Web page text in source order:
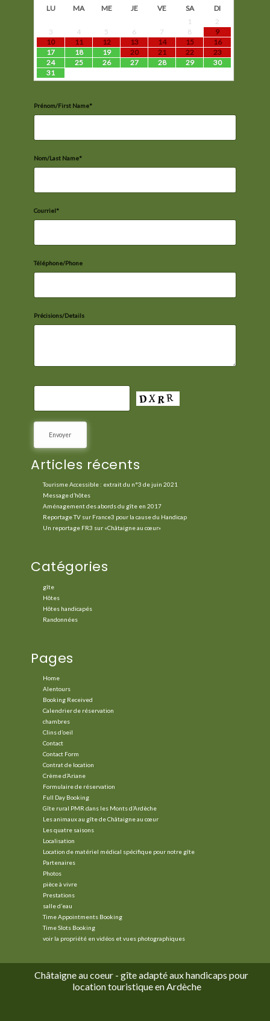
LU MA ME JE VE SA
DI
1
2
3
4 5 6 7 8
9
10
11 12 13 14 15
16
17
18 19 20 21 22
23
24
25 26 27 28 29
30
31
Prénom/First Name*
Nom/Last Name*
Courriel*
Téléphone/Phone
Précisions/Details
Articles récents
Tourisme Accessible : extrait du n°3 de juin 2021
Message d’hôtes
Aménagement des abords du gîte en 2017
Reportage TV sur France3 pour la cause du Handicap
Un reportage FR3 sur «Châtaigne au cœur»
Catégories
gîte
Hôtes
Hôtes handicapés
Randonnées
Pages
Home
Alentours
Booking Received
Calendrier de réservation
chambres
Clins d’oeil
Contact
Contact Form
Contrat de location
Crème d’Ariane
Formulaire de réservation
Full Day Booking
Gîte rural PMR dans les Monts d’Ardèche
Les animaux au gîte de Châtaigne au cœur
Les quatre saisons
Localisation
Location de matériel médical spécifique pour notre gîte
Partenaires
Photos
pièce à vivre
Prestations
salle d’eau
Time Appointments Booking
Time Slots Booking
voir la propriété en vidéos et vues photographiques
Châtaigne au coeur - gîte adapté aux handicaps pour
location touristique en Ardèche